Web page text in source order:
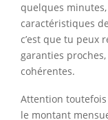
quelques
caractéristiques
c’est que tu peux
garanties
cohérentes.
Attention
le montant